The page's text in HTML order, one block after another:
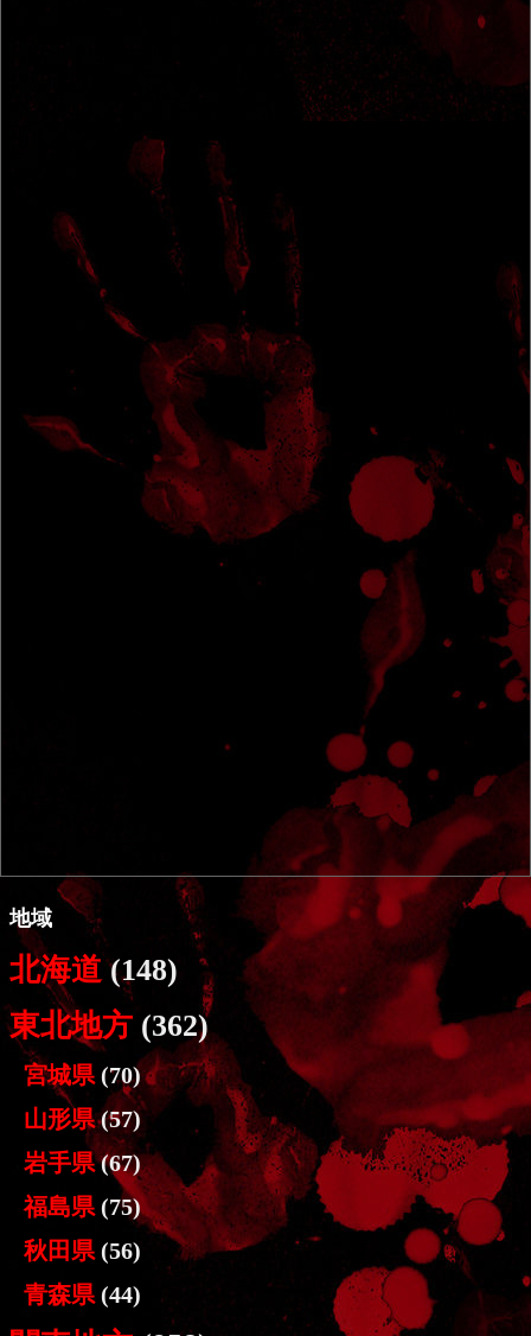
地域
北海道(148)
東北地方 (362)
宮城県 (70)
山形県(57)
岩手県(67)
福島県 (75)
秋田県 (56)
青森県 (44)